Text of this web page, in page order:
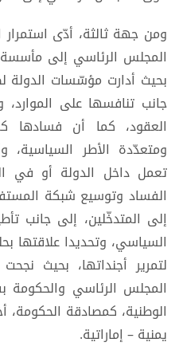
ومن جهة ثالثة، أدّى
المجلس الرئاسي إلى
بحيث أدارت مؤسّسات الدولة
جانب تنافسها على
العقود، كما أن فسادها
ومتعدّدة الأطر السياسية،
تعمل داخل الدولة أو في
الفساد وتوسيع شبكة
إلى المتدخّلين، إلى جانب
السياسي، وتحديدا علاقتها
لتمرير أجنداتها، بحيث
المجلس الرئاسي
الوطنية، كمصادقة الحكومة،
يمنية – إماراتية.